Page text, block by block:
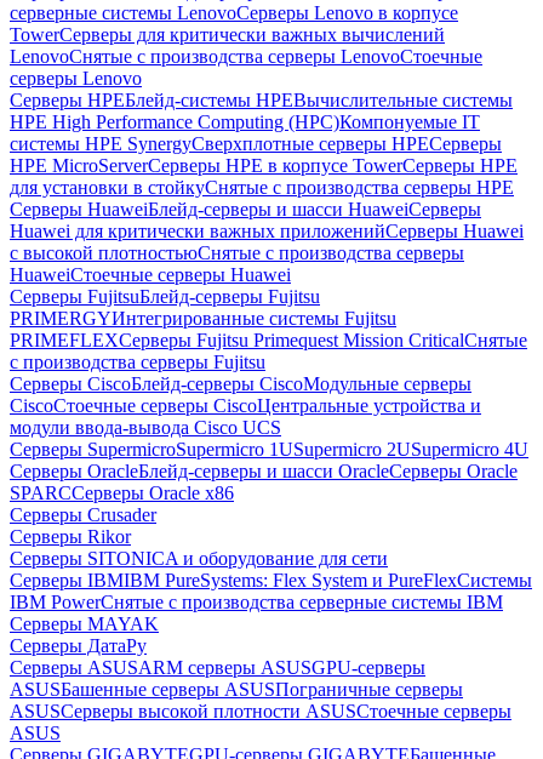
серверные системы LenovoСерверы Lenovo в корпусе
TowerСерверы для критически важных вычислений
LenovoСнятые с производства серверы LenovoСтоечные
серверы Lenovo
Серверы HPEБлейд-системы HPEВычислительные системы
HPE High Performance Computing (HPC)Компонуемые IT
системы HPE SynergyСверхплотные серверы HPEСерверы
HPE MicroServerСерверы HPE в корпусе TowerСерверы HPE
для установки в стойкуСнятые с производства серверы HPE
Серверы HuaweiБлейд-серверы и шасси HuaweiСерверы
Huawei для критически важных приложенийСерверы Huawei
с высокой плотностьюСнятые с производства серверы
HuaweiСтоечные серверы Huawei
Серверы FujitsuБлейд-серверы Fujitsu
PRIMERGYИнтегрированные системы Fujitsu
PRIMEFLEXСерверы Fujitsu Primequest Mission CriticalСнятые
с производства серверы Fujitsu
Серверы CiscoБлейд-серверы CiscoМодульные серверы
CiscoСтоечные серверы CiscoЦентральные устройства и
модули ввода-вывода Cisco UCS
Серверы SupermicroSupermicro 1USupermicro 2USupermicro 4U
Серверы OracleБлейд-серверы и шасси OracleСерверы Oracle
SPARCСерверы Oracle x86
Серверы Crusader
Серверы Rikor
Серверы SITONICA и оборудование для сети
Серверы IBMIBM PureSystems: Flex System и PureFlexСистемы
IBM PowerСнятые с производства серверные системы IBM
Серверы MAYAK
Серверы ДатаРу
Серверы ASUSARM серверы ASUSGPU-серверы
ASUSБашенные серверы ASUSПограничные серверы
ASUSСерверы высокой плотности ASUSСтоечные серверы
ASUS
Серверы GIGABYTEGPU-серверы GIGABYTEБашенные